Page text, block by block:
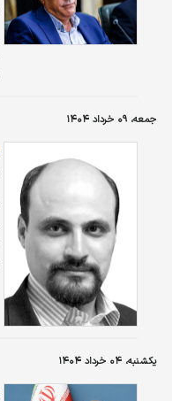
جمعه، ۰۹ خرداد ۱۴۰۴
یکشنبه، ۰۴ خرداد ۱۴۰۴